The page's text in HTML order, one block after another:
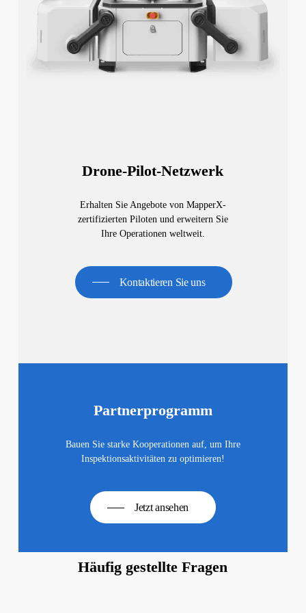
Drone-Pilot-Netzwerk
Erhalten Sie Angebote von MapperX-
zertifizierten Piloten und erweitern Sie
Ihre Operationen weltweit.
Kontaktieren Sie uns
Partnerprogramm
Bauen Sie starke Kooperationen auf, um Ihre
Inspektionsaktivitäten zu optimieren!
Jetzt ansehen
Häufig gestellte Fragen